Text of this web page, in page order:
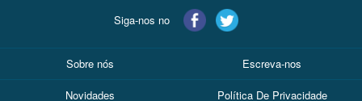
Siga-nos no
Sobre nós Escreva-nos
Novidades Política De Privacidade